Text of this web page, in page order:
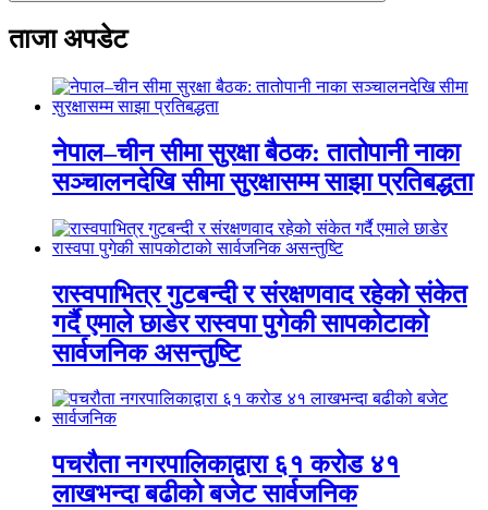
ताजा अपडेट
नेपाल–चीन सीमा सुरक्षा बैठक: तातोपानी नाका
सञ्चालनदेखि सीमा सुरक्षासम्म साझा प्रतिबद्धता
रास्वपाभित्र गुटबन्दी र संरक्षणवाद रहेको संकेत
गर्दै एमाले छाडेर रास्वपा पुगेकी सापकोटाको
सार्वजनिक असन्तुष्टि
पचरौता नगरपालिकाद्वारा ६१ करोड ४१
लाखभन्दा बढीको बजेट सार्वजनिक